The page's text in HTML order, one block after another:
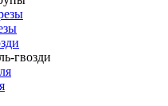
гвозди